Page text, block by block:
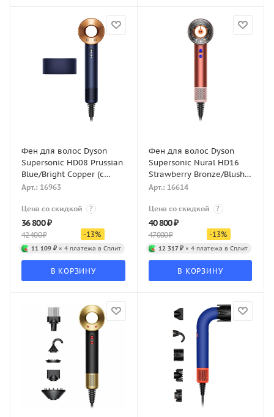
Фен для волос Dyson
Supersonic HD08 Prussian
Blue/Bright Copper (с
кейсом)
Арт.: 16963
Цена со скидкой ?
36 800₽
42 400₽ -13%
11 109 ₽ × 4 платежа в Сплит
В КОРЗИНУ
Фен для волос Dyson
Supersonic Nural HD16
Strawberry Bronze/Blush
Pink (с кейсом)
Арт.: 16614
Цена со скидкой ?
40 800₽
47 000₽ -13%
12 317 ₽× 4 платежа в Сплит
В КОРЗИНУ